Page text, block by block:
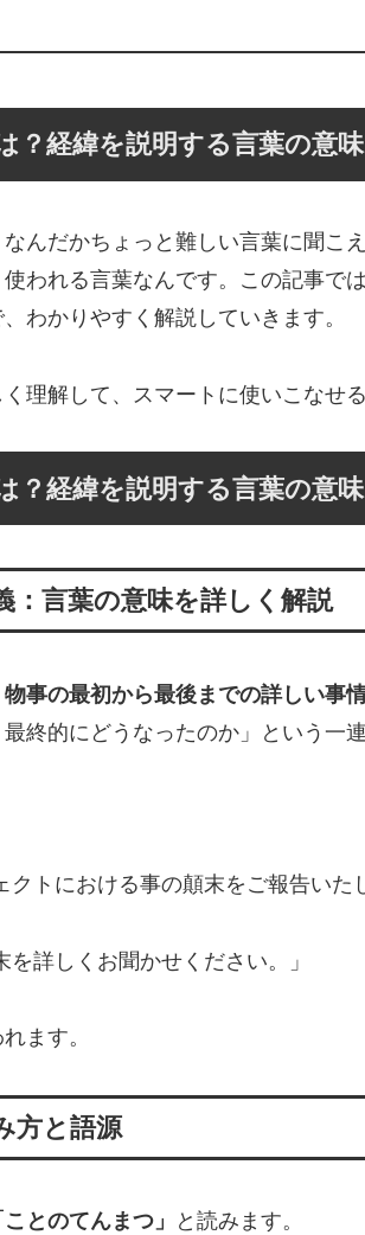
？経緯を説明する言葉の意
なんだかちょっと難しい言葉に聞こ
われる言葉なんです。この記事で
わかりやすく解説していきます。
く理解して、スマートに使いこなせ
？経緯を説明する言葉の意味
：言葉の意味を詳しく解説
物事の最初から最後までの詳しい事
最終的にどうなったのか」という一
クトにおける事の顛末をご報告いた
を詳しくお聞かせください。」
ます。
方と語源
ことのてんまつ」 と読みます。